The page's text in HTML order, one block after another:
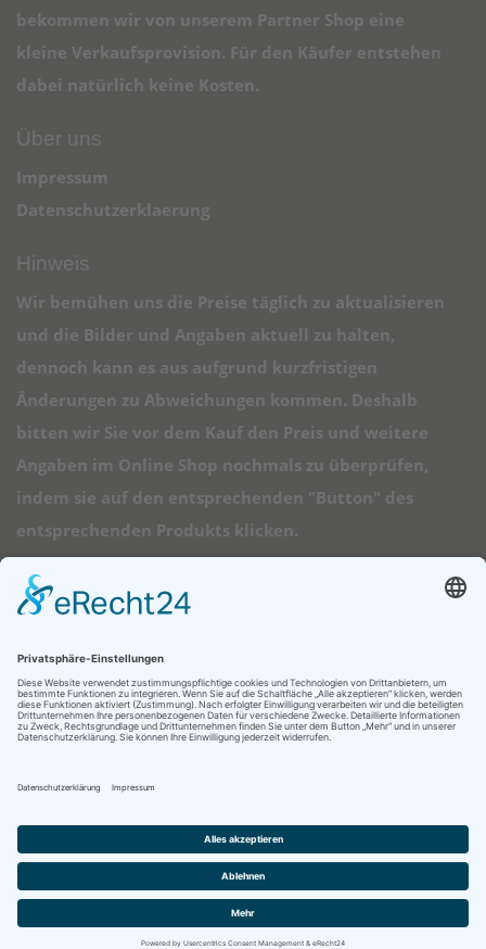
bekommen wir von unserem Partner Shop eine
kleine Verkaufsprovision. Für den Käufer entstehen
dabei natürlich keine Kosten.
Über uns
Impressum
Datenschutzerklaerung
Hinweis
Wir bemühen uns die Preise täglich zu aktualisieren
und die Bilder und Angaben aktuell zu halten,
dennoch kann es aus aufgrund kurzfristigen
Änderungen zu Abweichungen kommen. Deshalb
bitten wir Sie vor dem Kauf den Preis und weitere
Angaben im Online Shop nochmals zu überprüfen,
indem sie auf den entsprechenden "Button" des
entsprechenden Produkts klicken.
➠ Direktlinks
Longboard Anfänger
Mini Longboards
Elektro Longboards
© 2026 - Longboard Kauf - Diese Seite läuft mit dem Affiliate Theme